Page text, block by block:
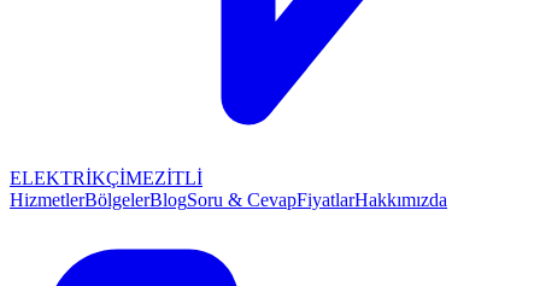
ELEKTRİKÇİMEZİTLİ
HizmetlerBölgelerBlogSoru & CevapFiyatlarHakkımızda